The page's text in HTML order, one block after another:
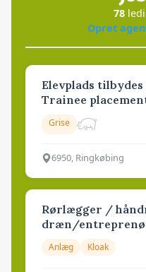
78
Opret
Elevplads
Trainee
Grise
6950, Ringkøbing
Rørlægger /
dræn/
Anlæg Kloak